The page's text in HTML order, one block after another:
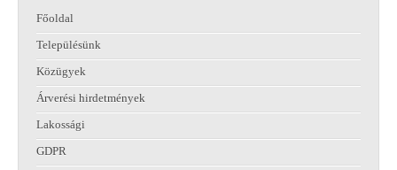
Főoldal
Településünk
Közügyek
Árverési hirdetmények
Lakossági
GDPR